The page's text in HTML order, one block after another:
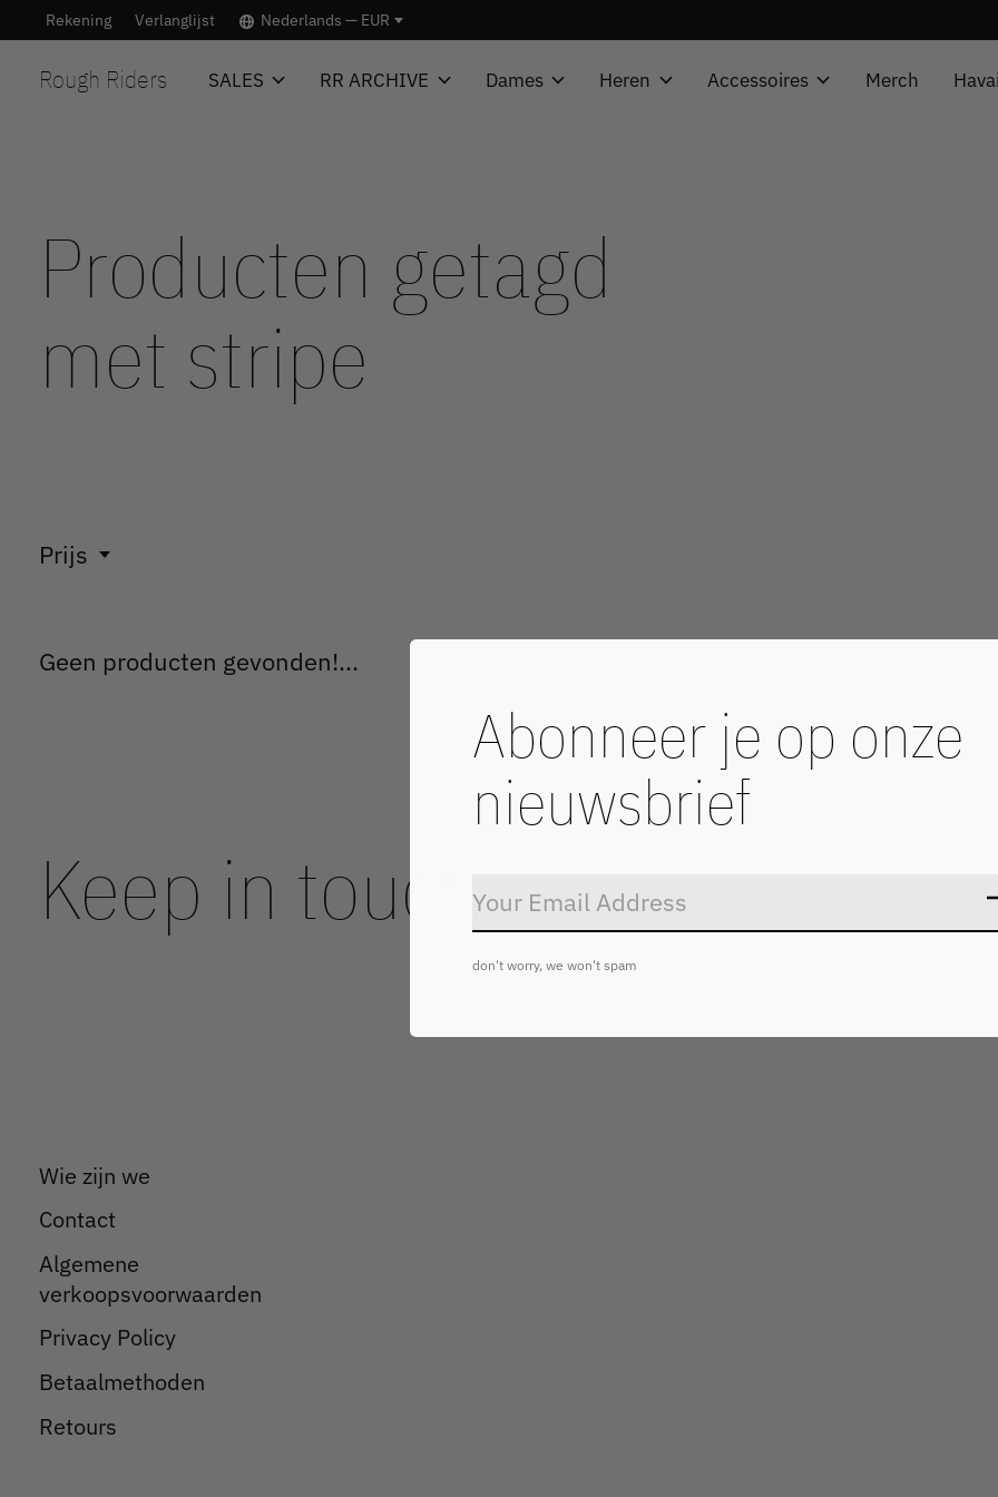
Rekening Verlanglijst Nederlands — EUR
Rough Riders SALES RR ARCHIVE Dames Heren Accessoires Merch
Producten getagd
met stripe
Prijs
Geen producten gevonden!...
Keep in touch Don’t
Wie zijn we
Contact
Algemene
verkoopsvoorwaarden
Privacy Policy
Betaalmethoden
Retours
Abonneer je op onze
nieuwsbrief
don't worry, we won't spam